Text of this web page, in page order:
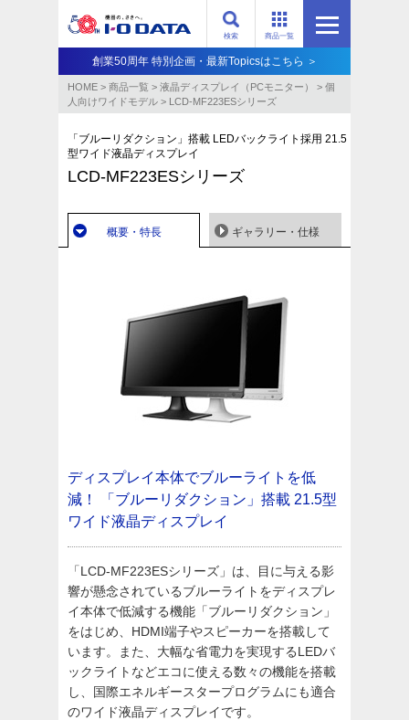
商品一覧
検索
創業50周年 特別企画・最新Topicsはこちら ＞
HOME > 商品一覧 > 液晶ディスプレイ（PCモニター） > 個
人向けワイドモデル > LCD-MF223ESシリーズ
「ブルーリダクション」搭載 LEDバックライト採用 21.5
型ワイド液晶ディスプレイ
LCD-MF223ESシリーズ
概要・特長 ギャラリー・仕様
ディスプレイ本体でブルーライトを低
減！
「ブルーリダクション」搭載 21.5型
ワイド液晶ディスプレイ
「LCD-MF223ESシリーズ」は、目に与える影
響が懸念されているブルーライトをディスプレ
イ本体で低減する機能「ブルーリダクション」
をはじめ、HDMI端子やスピーカーを搭載して
います。また、大幅な省電力を実現するLEDバ
ックライトなどエコに使える数々の機能を搭載
し、国際エネルギースタープログラムにも適合
のワイド液晶ディスプレイです。